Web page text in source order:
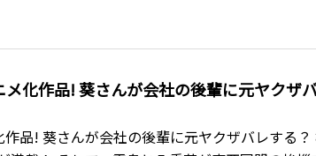
化作品! 葵さんが会社の後輩に元ヤクザ
品! 葵さんが会社の後輩に元ヤクザバレする？